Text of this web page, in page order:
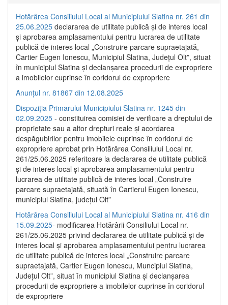
Hotărârea Consiliului Local al Municipiului Slatina nr. 261 din
25.06.2025 declararea de utilitate publică și de interes local
și aprobarea amplasamentului pentru lucrarea de utilitate
publică de interes local „Construire parcare supraetajată,
Cartier Eugen Ionescu, Municipiul Slatina, Județul Olt”, situat
în municipiul Slatina și declanșarea procedurii de expropriere
a imobilelor cuprinse în coridorul de expropriere
Anunțul nr. 81867 din 12.08.2025
Dispoziția Primarului Municipiului Slatina nr. 1245 din
02.09.2025 - constituirea comisiei de verificare a dreptului de
proprietate sau a altor drepturi reale și acordarea
despăgubirilor pentru imobilele cuprinse în coridorul de
expropriere aprobat prin Hotărârea Consiliului Local nr.
261/25.06.2025 referitoare la declararea de utilitate publică
și de interes local și aprobarea amplasamentului pentru
lucrarea de utilitate publică de interes local „Construire
parcare supraetajată, situată în Cartierul Eugen Ionescu,
municipiul Slatina, județul Olt”
Hotărârea Consiliului Local al Municipiului Slatina nr. 416 din
15.09.2025- modificarea Hotărârii Consiliului Local nr.
261/25.06.2025 privind declararea de utilitate publică și de
interes local și aprobarea amplasamentului pentru lucrarea
de utilitate publică de interes local „Construire parcare
supraetajată, Cartier Eugen Ionescu, Muncipiul Slatina,
Județul Olt”, situat în municipiul Slatina și declanșarea
procedurii de expropriere a imobilelor cuprinse în coridorul
de expropriere